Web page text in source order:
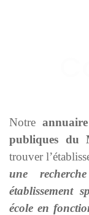
Notre
publiques du
trouver
une
établissement
école en